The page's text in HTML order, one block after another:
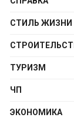
СТИЛЬ ЖИЗНИ
ТУРИЗМ
ЧП
ЭКОНОМИКА